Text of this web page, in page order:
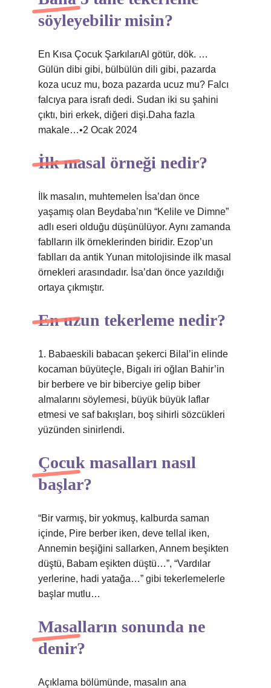
söyleyebilir misin?
En Kısa Çocuk ŞarkılarıAl götür, dök. …
Gülün dibi gibi, bülbülün dili gibi, pazarda
koza ucuz mu, boza pazarda ucuz mu? Falcı
falcıya para israfı dedi. Sudan iki su şahini
çıktı, biri erkek, diğeri dişi.Daha fazla
makale…•2 Ocak 2024
İlk masal örneği nedir?
İlk masalın, muhtemelen İsa’dan önce
yaşamış olan Beydaba’nın “Kelile ve Dimne”
adlı eseri olduğu düşünülüyor. Aynı zamanda
fablların ilk örneklerinden biridir. Ezop’un
fablları da antik Yunan mitolojisinde ilk masal
örnekleri arasındadır. İsa’dan önce yazıldığı
ortaya çıkmıştır.
En uzun tekerleme nedir?
1. Babaeskili babacan şekerci Bilal’in elinde
kocaman büyüteçle, Bigalı iri oğlan Bahir’in
bir berbere ve bir biberciye gelip biber
almalarını söylemesi, büyük büyük laflar
etmesi ve saf bakışları, boş sihirli sözcükleri
yüzünden sinirlendi.
Çocuk masalları nasıl
başlar?
“Bir varmış, bir yokmuş, kalburda saman
içinde, Pire berber iken, deve tellal iken,
Annemin beşiğini sallarken, Annem beşikten
düştü, Babam eşikten düştü…”, “Vardılar
yerlerine, hadi yatağa…” gibi tekerlemelerle
başlar mutlu…
Masalların sonunda ne
denir?
Açıklama bölümünde, masalın ana